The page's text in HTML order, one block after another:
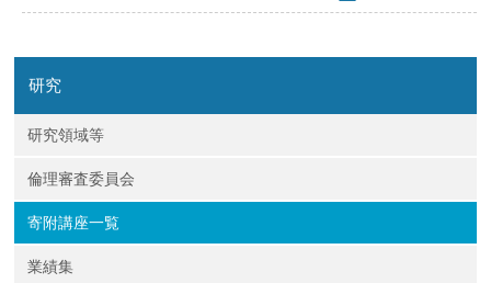
研究
研究領域等
倫理審査委員会
寄附講座一覧
業績集